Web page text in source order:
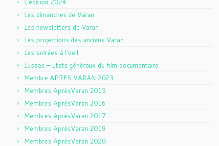
L'édition 2024
Les dimanches de Varan
Les newsletters de Varan
Les projections des anciens Varan
Les soirées à l'oeil
Lussas – Etats généraux du film documentaire
Membre APRES VARAN 2023
Membres AprèsVaran 2015
Membres AprèsVaran 2016
Membres AprèsVaran 2017
Membres AprèsVaran 2019
Membres AprèsVaran 2020